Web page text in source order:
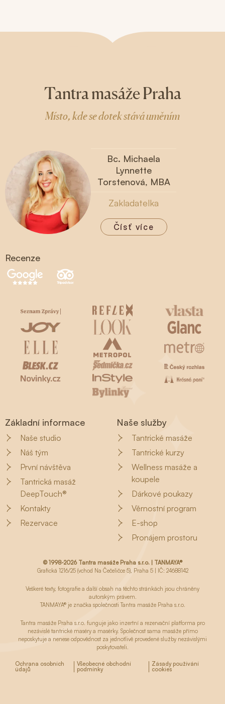
Tantra masáže Praha
Místo, kde se dotek stává uměním
Bc. Michaela
Lynnette
Torstenová, MBA
Zakladatelka
Čísť více
Recenze
Základní informace
Naše studio
Náš tým
První návštěva
Tantrická masáž
DeepTouch®
Kontakty
Rezervace
Naše služby
Tantrické masáže
Tantrické kurzy
Wellness masáže a
koupele
Dárkové poukazy
Věrnostní program
E-shop
Pronájem prostoru
© 1998-2026 Tantra masáže Praha s.r.o. | TANMAYA®
Grafická 1216/25 (vchod Na Čečeličce 5), Praha 5 | IČ: 24688142
Veškeré texty, fotografie a další obsah na těchto stránkách jsou chráněny
autorským právem.
TANMAYA® je značka společnosti Tantra masáže Praha s.r.o.
Tantra masáže Praha s.r.o. funguje jako inzertní a rezervační platforma pro
nezávislé tantrické maséry a masérky. Společnost sama masáže přímo
neposkytuje a nenese odpovědnost za jednotlivě provedené služby nezávislými
poskytovateli.
Ochrana osobních
údajů
Všeobecné obchodní
podmínky
Zásady používání
cookies